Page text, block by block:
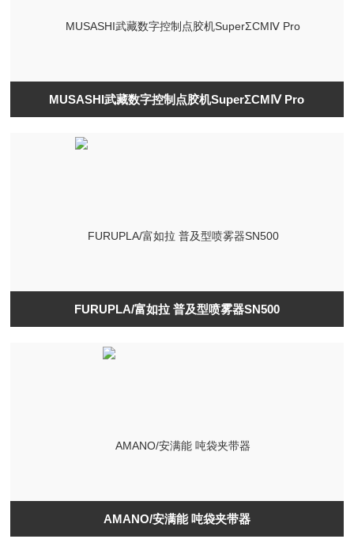
MUSASHI武藏数字控制点胶机SuperΣCMⅣ Pro
FURUPLA/富如拉 普及型喷雾器SN500
AMANO/安满能 吨袋夹带器